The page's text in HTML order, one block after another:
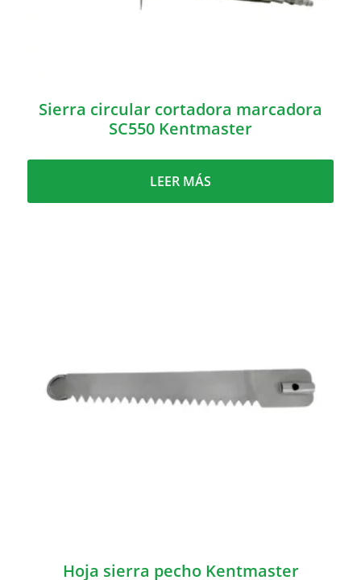
Sierra circular cortadora marcadora
SC550 Kentmaster
LEER MÁS
Hoja sierra pecho Kentmaster